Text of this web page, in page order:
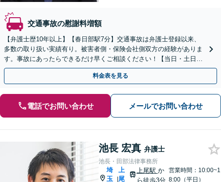
交通事故の慰謝料増額
【弁護士歴10年以上】【春日部駅7分】交通事故は弁護士登録以来、
多数の取り扱い実績有り。被害者側・保険会社側双方の経験がありま
す。事故にあったらできるだけ早くご相談ください！【当日・土日祝
日・夜間・応相談対応可能】
料金表を見る
電話でお問い合わせ メールでお問い合わせ
池長 宏真 弁護士
池長・田部法律事務所
埼
玉 |
上
尾
上尾駅 か
ら徒歩3分
営業時間：10:00~1
8:00（平日）